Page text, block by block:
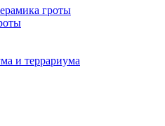
гроты
и террариума